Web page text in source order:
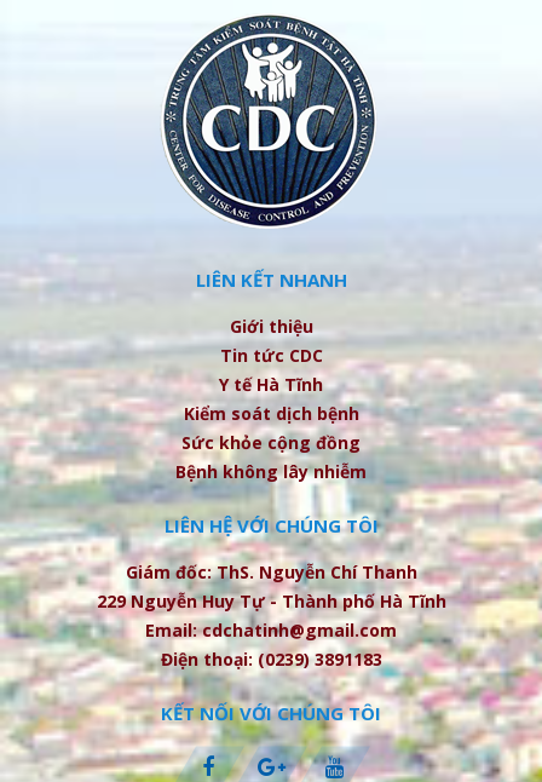
LIÊN KẾT NHANH
Giới thiệu
Tin tức CDC
Y tế Hà Tĩnh
Kiểm soát dịch bệnh
Sức khỏe cộng đồng
Bệnh không lây nhiễm
LIÊN HỆ VỚI CHÚNG TÔI
Giám đốc: ThS. Nguyễn Chí Thanh
229 Nguyễn Huy Tự - Thành phố Hà Tĩnh
Email: cdchatinh@gmail.com
Điện thoại: (0239) 3891183
KẾT NỐI VỚI CHÚNG TÔI